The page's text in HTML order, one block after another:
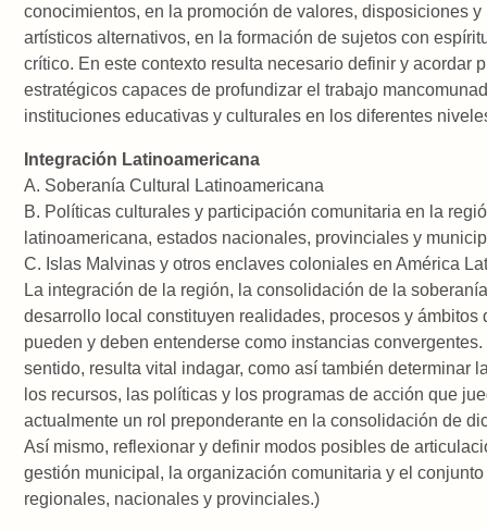
conocimientos, en la promoción de valores, disposiciones y
artísticos alternativos, en la formación de sujetos con
crítico. En este contexto resulta necesario definir y acordar
estratégicos capaces de profundizar el trabajo
instituciones educativas y culturales en los diferentes
Integración Latinoamericana
A. Soberanía Cultural Latinoamericana
B. Políticas culturales y participación comunitaria en la
latinoamericana, estados nacionales, provinciales y
C. Islas Malvinas y otros enclaves coloniales en América
La integración de la región, la consolidación de la
desarrollo local constituyen realidades, procesos y ámbitos
pueden y deben entenderse como instancias convergentes.
sentido, resulta vital indagar, como así también determinar
los recursos, las políticas y los programas de acción que
actualmente un rol preponderante en la consolidación de
Así mismo, reflexionar y definir modos posibles de
gestión municipal, la organización comunitaria y el
regionales, nacionales y provinciales.)